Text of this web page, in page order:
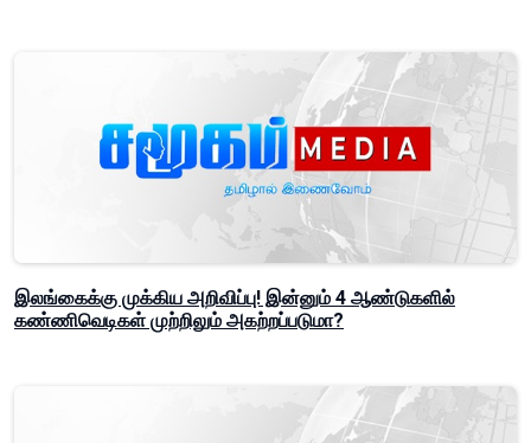
இலங்கைக்கு முக்கிய அறிவிப்பு! இன்னும் 4 ஆண்டுகளில்
கண்ணிவெடிகள் முற்றிலும் அகற்றப்படுமா?